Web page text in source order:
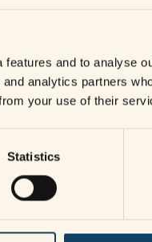
and to analyse
analytics partners
your use of their
Statistics
skillnad är
av
med
att bo, verka
bedrivas enligt
där vi enklare kan